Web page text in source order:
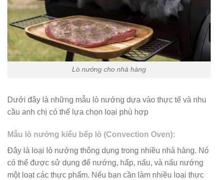
Lò nướng cho nhà hàng
Dưới đây là những mẫu lò nướng dựa vào thực tế và nhu
cầu anh chị có thể lựa chọn loại phù hợp
Mẫu lò nướng kiểu bếp lò (Convection Oven):
Đây là loại lò nướng thông dụng trong nhiều nhà hàng. Nó
có thể được sử dụng để nướng, hấp, nấu, và nấu nướng
một loạt các thực phẩm. Nếu bạn cần làm nhiều loại thực